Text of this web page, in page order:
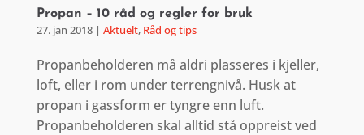
Propan – 10 råd og regler for bruk
27. jan 2018| Aktuelt, Råd og tips
Propanbeholderen må aldri plasseres i kjeller,
loft, eller i rom under terrengnivå. Husk at
propan i gassform er tyngre enn luft.
Propanbeholderen skal alltid stå oppreist ved